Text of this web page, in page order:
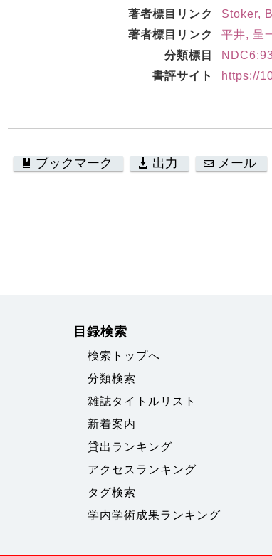
著者標目リンク
Stoker,
著者標目リンク
平井, 呈
分類標目
書評サイト
https://
ブックマーク 出力 メール
目録検索
検索トップへ
分類検索
雑誌タイトルリスト
新着案内
貸出ランキング
アクセスランキング
タグ検索
学内学術成果ランキング